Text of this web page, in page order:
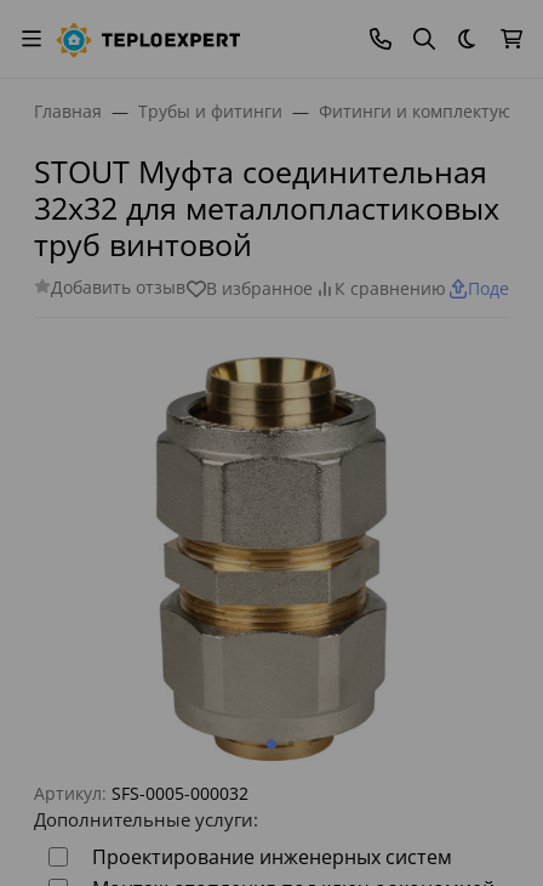
Темная
Главная Трубы и фитинги Фитинги и
STOUT Муфта соединительная
32x32 для металлопластиковых
труб винтовой
Добавить отзыв В избранное К сравнению
Артикул: SFS-0005-000032
Дополнительные услуги:
Проектирование инженерных систем